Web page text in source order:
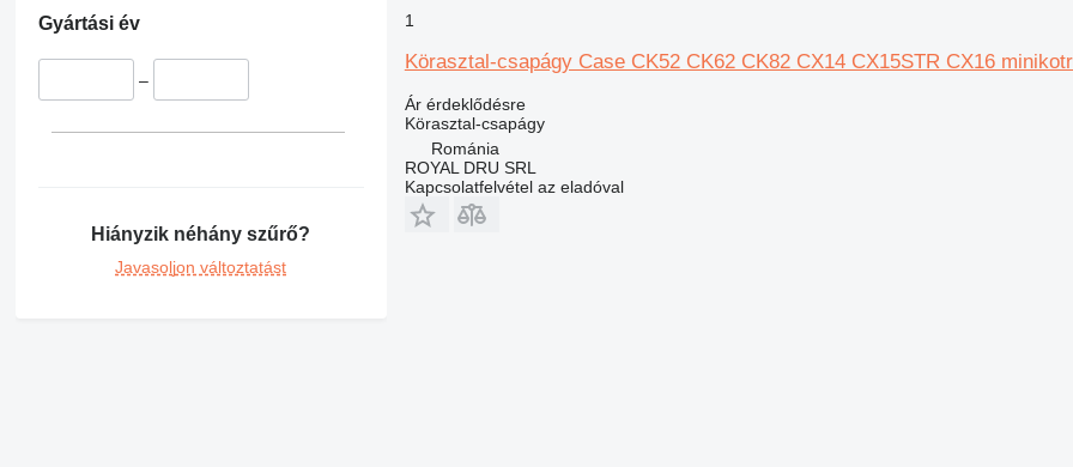
Gyártási év
–
Hiányzik néhány szűrő?
Javasoljon változtatást
1
Körasztal-csapágy Case CK52 CK62 CK82 CX14 CX15STR CX16
Ár érdeklődésre
Körasztal-csapágy
Románia
ROYAL DRU SRL
Kapcsolatfelvétel az eladóval